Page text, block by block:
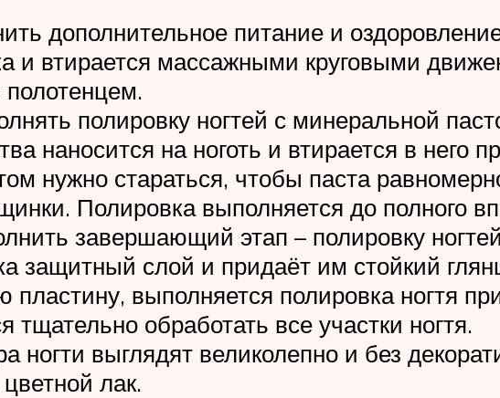
дополнительное питание и
и втирается массажными круговыми
полировку ногтей с минеральной
наносится на ноготь и втирается в
нужно стараться, чтобы паста
Полировка выполняется до полного
завершающий этап – полировку
защитный слой и придаёт им стойкий
пластину, выполняется полировка ногтя
обработать все участки ногтя.
ногти выглядят великолепно и без
лак.